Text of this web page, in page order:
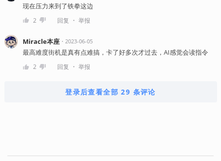
现在压力来到了铁拳这边
2 回复 ・ 举报
Miracle本座・ 2023-06-05
最高难度街机是真有点难搞，卡了好多次才过去，AI感觉会读指令
2 回复 ・ 举报
登录后查看全部 29 条评论